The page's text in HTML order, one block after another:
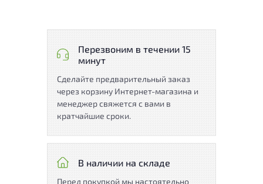
Перезвоним в течении 15
минут
Сделайте предварительный заказ
через корзину Интернет-магазина и
менеджер свяжется с вами в
кратчайшие сроки.
В наличии на складе
Перед покупкой мы настоятельно